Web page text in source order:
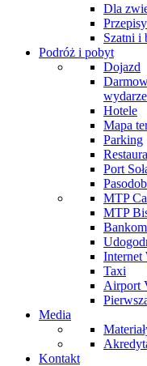
Dla
Szatni i
Podróż i pobyt
Dojazd
Hotele
Mapa
Parking
Port
MTP
MTP
Internet
Taxi
Airport
Media
Kontakt